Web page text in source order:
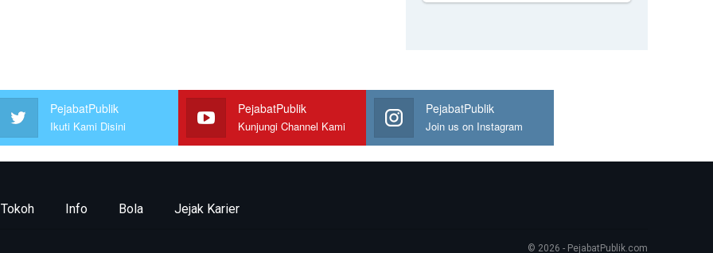
PejabatPublik
Ikuti Kami Disini
PejabatPublik
Kunjungi Channel Kami
PejabatPublik
Join us on Instagram
Tokoh Info Bola Jejak Karier
© 2026 - PejabatPublik.com